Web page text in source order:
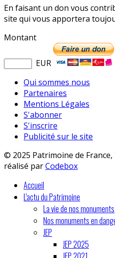
En faisant un don vous
site qui vous apportera
Montant
EUR
Qui sommes nous
Partenaires
Mentions Légales
S'abonner
S'inscrire
Publicité sur le site
© 2025 Patrimoine de
réalisé parCodebox
Accueil
L'actu du Patrimoine
La vie de nos monuments
Nos monuments en
JEP
JEP 2025